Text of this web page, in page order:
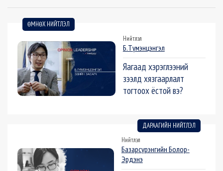
ӨМНӨХ НИЙТЛЭЛ
Нийтлэл
Б.Түмэнцэнгэл
Яагаад хэрэглээний
зээлд хязгаарлалт
тогтоох ёстой вэ?
ДАРААГИЙН НИЙТЛЭЛ
Нийтлэл
Базарсүрэнгийн Болор-
Эрдэнэ